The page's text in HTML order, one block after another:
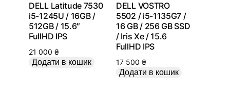
DELL Latitude 7530
i5-1245U / 16GB /
512GB / 15.6″
FullHD IPS
21 000 ₴
Додати в кошик
DELL VOSTRO
5502 / i5-1135G7 /
16 GB / 256 GB SSD
/ Iris Xe / 15.6
FullHD IPS
17 500 ₴
Додати в кошик